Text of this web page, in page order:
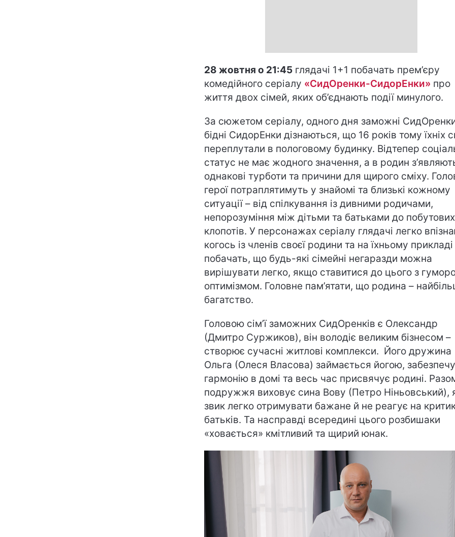
28 жовтня о 21:45 глядачі 1+1 побачать прем’єру
комедійного серіалу «СидОренки-СидорЕнки» про
життя двох сімей, яких об’єднають події минулого.
За сюжетом серіалу, одного дня заможні
бідні СидорЕнки дізнаються, що 16 років тому їхніх
переплутали в пологовому будинку. Відтепер
статус не має жодного значення, а в родин
однакові турботи та причини для щирого сміху.
герої потраплятимуть у знайомі та близькі кожному
ситуації – від спілкування із дивними родичами,
непорозуміння між дітьми та батьками до побутових
клопотів. У персонажах серіалу глядачі легко
когось із членів своєї родини та на їхньому прикладі
побачать, що будь-які сімейні негаразди можна
вирішувати легко, якщо ставитися до цього з
оптимізмом. Головне пам’ятати, що родина –
багатство.
Головою сім’ї заможних СидОренків є Олександр
(Дмитро Суржиков), він володіє великим бізнесом –
створює сучасні житлові комплекси. Його дружина
Ольга (Олеся Власова) займається йогою,
гармонію в домі та весь час присвячує родині.
подружжя виховує сина Вову (Петро Ніньовський),
звик легко отримувати бажане й не реагує на
батьків. Та насправді всередині цього розбишаки
«ховається» кмітливий та щирий юнак.